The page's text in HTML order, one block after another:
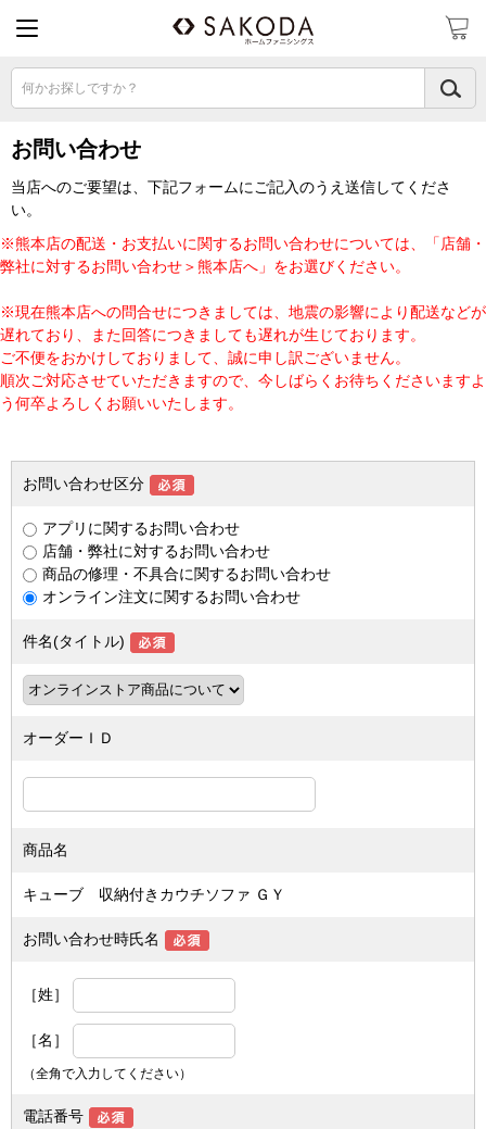
何かお探しですか？
お問い合わせ
当店へのご要望は、下記フォームにご記入のうえ送信してくださ
い。
※熊本店の配送・お支払いに関するお問い合わせについては、「店舗・
弊社に対するお問い合わせ＞熊本店へ」をお選びください。
※現在熊本店への問合せにつきましては、地震の影響により配送などが
遅れており、また回答につきましても遅れが生じております。
ご不便をおかけしておりまして、誠に申し訳ございません。
順次ご対応させていただきますので、今しばらくお待ちくださいますよ
う何卒よろしくお願いいたします。
お問い合わせ区分
アプリに関するお問い合わせ
店舗・弊社に対するお問い合わせ
商品の修理・不具合に関するお問い合わせ
オンライン注文に関するお問い合わせ
件名(タイトル)
オーダーＩＤ
商品名
キューブ 収納付きカウチソファ ＧＹ
お問い合わせ時氏名
［姓］
［名］
（全角で入力してください）
電話番号